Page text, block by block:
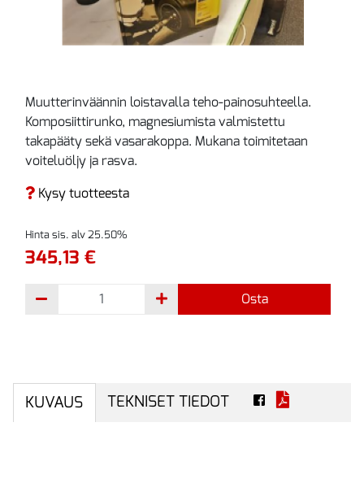
Muutterinväännin loistavalla teho-painosuhteella.
Komposiittirunko, magnesiumista valmistettu
takapääty sekä vasarakoppa. Mukana toimitetaan
voiteluöljy ja rasva.
Kysy tuotteesta
Hinta sis. alv 25.50%
345,13 €
Osta
KUVAUS TEKNISET TIEDOT